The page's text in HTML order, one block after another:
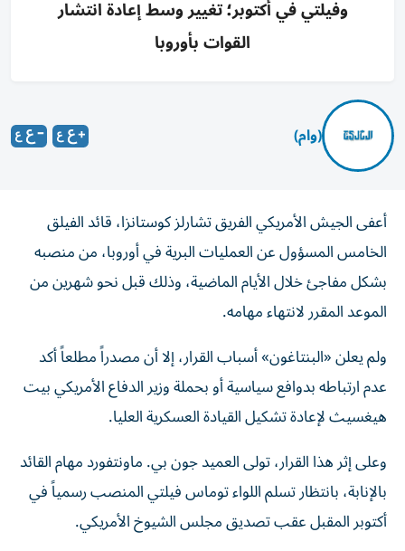
وفيلتي في أكتوبر؛ تغيير وسط إعادة انتشار
القوات بأوروبا
(وام)
أعفى الجيش الأمريكي الفريق تشارلز كوستانزا، قائد الفيلق
الخامس المسؤول عن العمليات البرية في أوروبا، من منصبه
بشكل مفاجئ خلال الأيام الماضية، وذلك قبل نحو شهرين من
الموعد المقرر لانتهاء مهامه.
ولم يعلن «البنتاغون» أسباب القرار، إلا أن مصدراً مطلعاً أكد
عدم ارتباطه بدوافع سياسية أو بحملة وزير الدفاع الأمريكي بيت
هيغسيث لإعادة تشكيل القيادة العسكرية العليا.
وعلى إثر هذا القرار، تولى العميد جون بي. ماونتفورد مهام القائد
بالإنابة، بانتظار تسلم اللواء توماس فيلتي المنصب رسمياً في
أكتوبر المقبل عقب تصديق مجلس الشيوخ الأمريكي.